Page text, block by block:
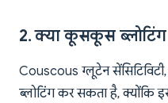
2. क्या कूसकूस
Couscous ग्लूटेन सेंसिटिविटी,
ब्लोटिंग कर सकता है, क्योंकि